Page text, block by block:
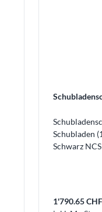
Schubladen
Schwarz
1'790.65 CHF